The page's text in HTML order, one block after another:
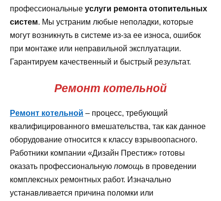
профессиональные услуги ремонта отопительных
систем. Мы устраним любые неполадки, которые
могут возникнуть в системе из-за ее износа, ошибок
при монтаже или неправильной эксплуатации.
Гарантируем качественный и быстрый результат.
Ремонт котельной
Ремонт котельной – процесс, требующий
квалифицированного вмешательства, так как данное
оборудование относится к классу взрывоопасного.
Работники компании «Дизайн Престиж» готовы
оказать профессиональную помощь в проведении
комплексных ремонтных работ. Изначально
устанавливается причина поломки или